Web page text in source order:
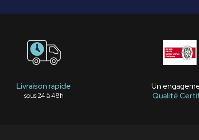
Livraison rapide
sous 24 à 48h
Un
Qualité